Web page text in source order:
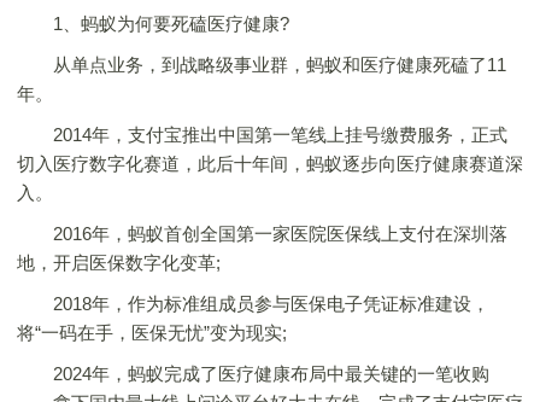
1、蚂蚁为何要死磕医疗健康?
从单点业务，到战略级事业群，蚂蚁和医疗健康死磕了11
年。
2014年，支付宝推出中国第一笔线上挂号缴费服务，正式
切入医疗数字化赛道，此后十年间，蚂蚁逐步向医疗健康赛道深
入。
2016年，蚂蚁首创全国第一家医院医保线上支付在深圳落
地，开启医保数字化变革;
2018年，作为标准组成员参与医保电子凭证标准建设，
将“一码在手，医保无忧”变为现实;
2024年，蚂蚁完成了医疗健康布局中最关键的一笔收购